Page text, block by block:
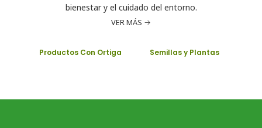
bienestar y el cuidado del entorno.
VER MÁS
Productos Con Ortiga Semillas y Plantas